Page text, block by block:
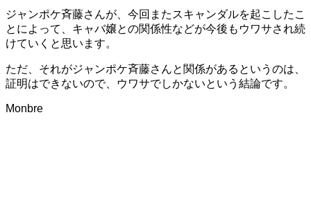
ジャンポケ斉藤さんが、今回またスキャンダルを起こしたこ
とによって、キャバ嬢との関係性などが今後もウワサされ続
けていくと思います。
ただ、それがジャンポケ斉藤さんと関係があるというのは、
証明はできないので、ウワサでしかないという結論です。
Monbre